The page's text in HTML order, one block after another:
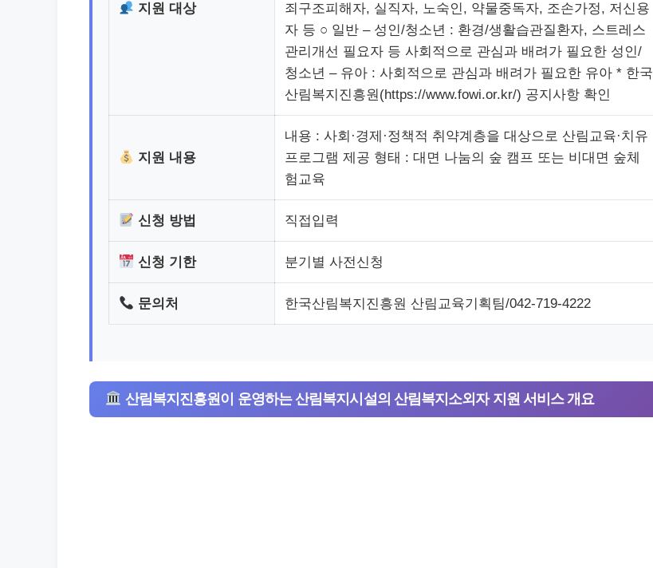
지원 대상
죄구조피해자, 실직자, 노숙인, 약물중독자, 조손가정, 저신용
자 등 ○ 일반 – 성인/청소년 : 환경/생활습관질환자, 스트레스
관리개선 필요자 등 사회적으로 관심과 배려가 필요한 성인/
청소년 – 유아 : 사회적으로 관심과 배려가 필요한 유아 * 한국
산림복지진흥원(https://www.fowi.or.kr/) 공지사항 확인
지원 내용
내용 : 사회·경제·정책적 취약계층을 대상으로 산림교육·치유
프로그램 제공 형태 : 대면 나눔의 숲 캠프 또는 비대면 숲체
험교육
신청 방법 직접입력
신청 기한 분기별 사전신청
문의처 한국산림복지진흥원 산림교육기획팀/042-719-4222
산림복지진흥원이 운영하는 산림복지시설의 산림복지소외자 지원 서비스 개요